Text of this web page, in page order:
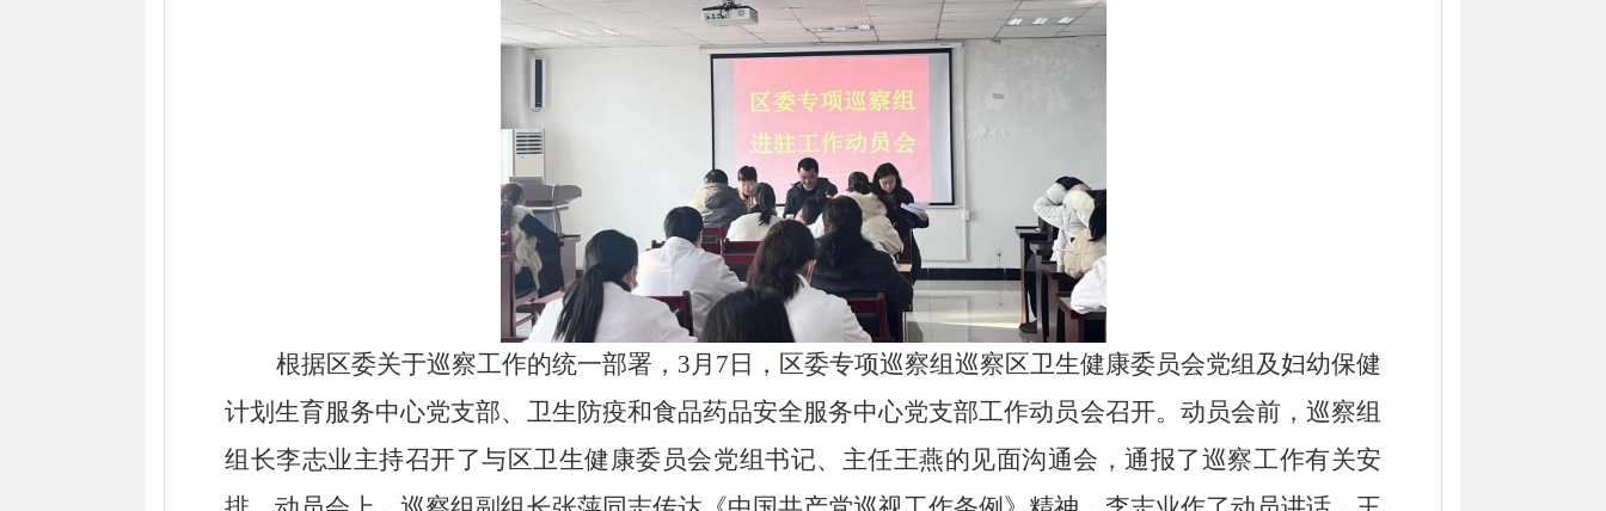
根据区委关于巡察工作的统一部署， 3月 7 日， 区委专项巡察组巡察 区卫生健康委员会党组及妇幼保健
计划生育服务中心党支部、卫生防疫和食品药品安全服务中心党支部工作动员会召开。动员会前，巡察组
组 长李志业主持召开了与 区卫生健康委员会党组书记、主任王燕的见面沟通会，通报了巡察工作有关安